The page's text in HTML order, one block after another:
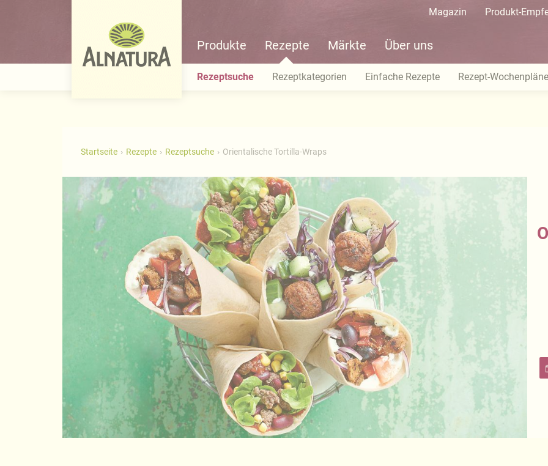
Magazin Produkt-
Produkte Rezepte Märkte Über uns
Rezeptsuche Rezeptkategorien Einfache Rezepte Rezept-Wochenpläne
Startseite Rezepte Rezeptsuche Orientalische Tortilla-Wraps